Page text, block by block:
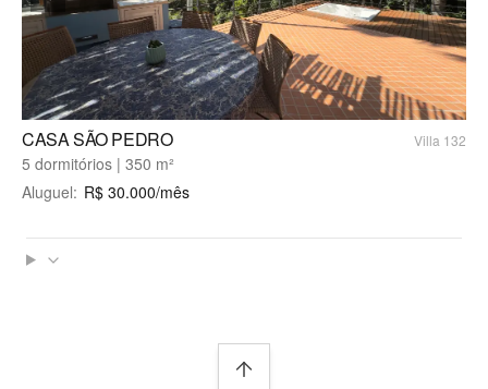
CASA SÃO PEDRO Villa 132
5 dormitórios | 350 m²
Aluguel: R$ 30.000/mês
Perguntas e respostas sobre a Fazenda Boa Vista